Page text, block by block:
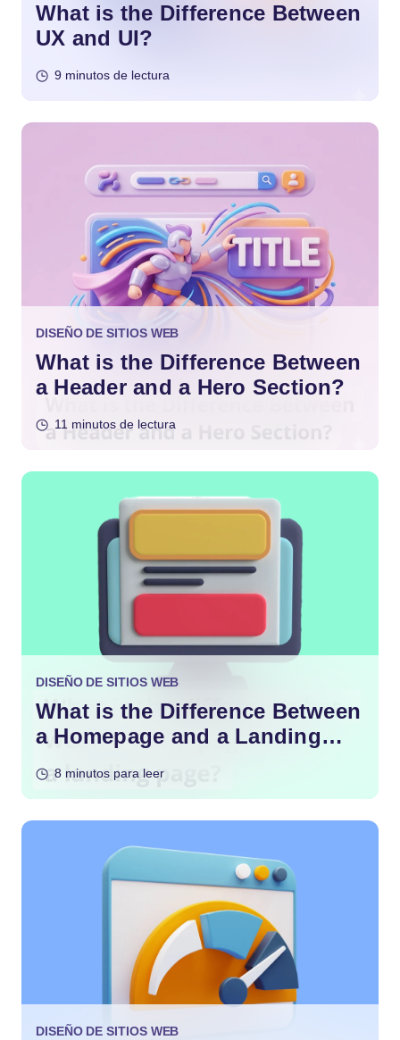
What is the Difference Between
UX and UI?
9 minutos de lectura
DISEÑO DE SITIOS WEB
What is the Difference Between
a Header and a Hero Section?
11 minutos de lectura
DISEÑO DE SITIOS WEB
What is the Difference Between
a Homepage and a Landing
8 minutos para leer
DISEÑO DE SITIOS WEB